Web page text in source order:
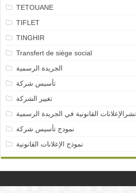
TETOUANE
TIFLET
TINGHIR
Transfert de siège social
الجريدة الرسمية
تأسيس شركة
تغيير الشركة
نشرالإعلانات القانونية في الجريدة الرسمية
نمودج تأسيس شركة
نموذج الإعلانات القانونية